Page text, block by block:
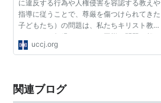
に違反する行為や人権侵害を容認する教えや
指導に従うことで、尊厳を傷つけられてきた
子どもたち）の問題は、私たちキリスト教会
にとっても無縁ではなく、同様の問題を起こ
してないか、今後新たに起こさないか、自己
uccj.org
関連ブログ